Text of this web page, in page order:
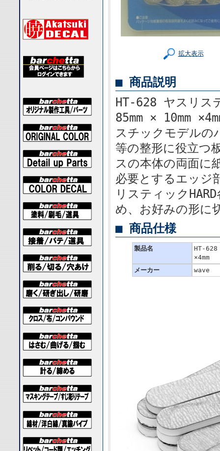
拡大表示
■ 商品説明
HT-628 ヤスリ
85mm × 10mm
スチックモデルの
等の整形に役立つ
スの本体の両面に
必要とするエッジ
リスティック
め、お好みの形に
■ 商品仕様
製品名
HT-628
×4mm
メーカー
wave